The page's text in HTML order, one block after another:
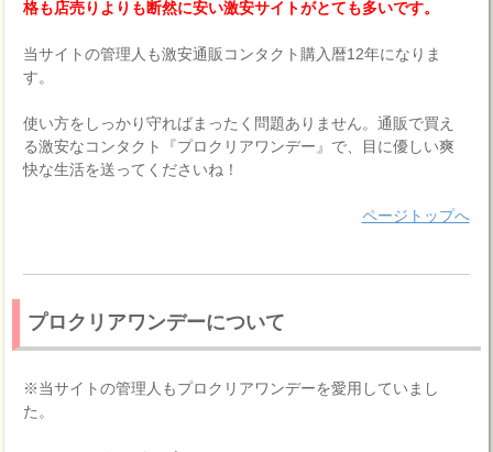
格も店売りよりも断然に安い激安サイトがとても多いです。
当サイトの管理人も激安通販コンタクト購入暦12年になりま
す。
使い方をしっかり守ればまったく問題ありません。通販で買え
る激安なコンタクト『プロクリアワンデー』で、目に優しい爽
快な生活を送ってくださいね！
ページトップへ
プロクリアワンデーについて
※当サイトの管理人もプロクリアワンデーを愛用していまし
た。